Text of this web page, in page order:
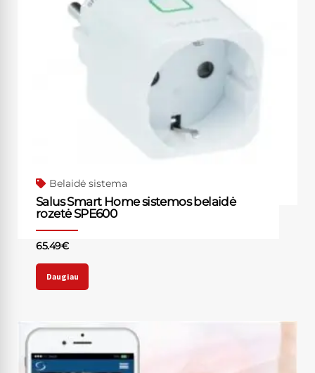
Belaidė sistema
Salus Smart Home sistemos belaidė
rozetė SPE600
65.49€
Daugiau